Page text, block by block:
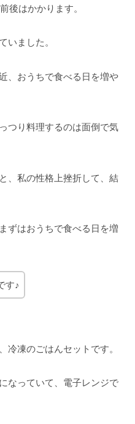
後はかかります。
いました。
、おうちで食べる日を増や
つり料理するのは面倒で気
、私の性格上挫折して、結
ずはおうちで食べる日を増
す♪
冷凍のごはんセットです。
なっていて、電子レンジで